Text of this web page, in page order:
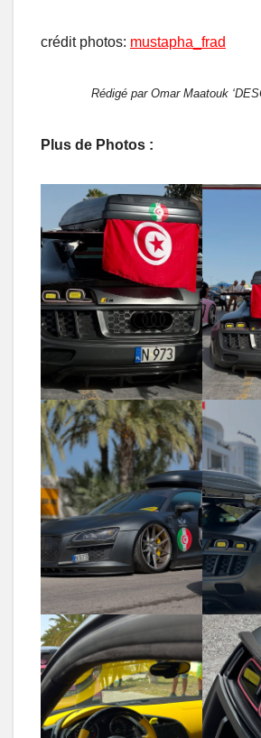
crédit photos: mustapha_frad
Rédigé par Omar Maatouk
Plus de Photos :